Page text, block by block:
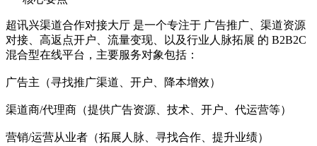
超讯兴渠道合作对接大厅 是一个专注于 广告推广、渠道资源
对接、高返点开户、流量变现、以及行业人脉拓展 的 B2B2C
混合型在线平台，主要服务对象包括：
广告主（寻找推广渠道、开户、降本增效）
渠道商/代理商（提供广告资源、技术、开户、代运营等）
营销/运营从业者（拓展人脉、寻找合作、提升业绩）